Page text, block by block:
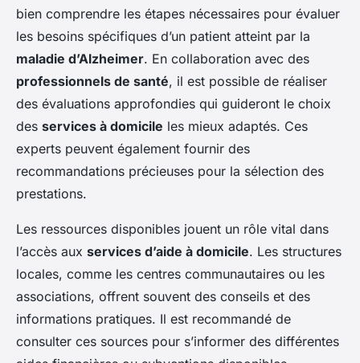
bien comprendre les étapes nécessaires pour évaluer
les besoins spécifiques d’un patient atteint par la
maladie d’Alzheimer. En collaboration avec des
professionnels de santé, il est possible de réaliser
des évaluations approfondies qui guideront le choix
des services à domicile les mieux adaptés. Ces
experts peuvent également fournir des
recommandations précieuses pour la sélection des
prestations.
Les ressources disponibles jouent un rôle vital dans
l’accès aux services d’aide à domicile. Les structures
locales, comme les centres communautaires ou les
associations, offrent souvent des conseils et des
informations pratiques. Il est recommandé de
consulter ces sources pour s’informer des différentes